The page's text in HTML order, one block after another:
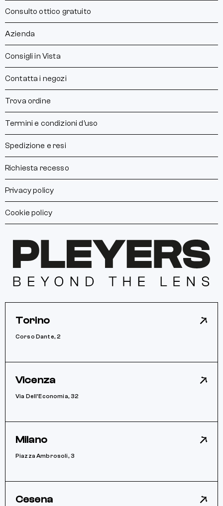
Consulto ottico gratuito
Azienda
Consigli in Vista
Contatta i negozi
Trova ordine
Termini e condizioni d’uso
Spedizione e resi
Richiesta recesso
Privacy policy
Cookie policy
Torino
Corso Dante, 2
Vicenza
Via Dell’Economia, 32
Milano
Piazza Ambrosoli, 3
Cesena